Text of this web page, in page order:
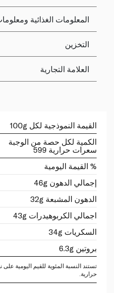
المعلومات الغذائية
التخزين
العلامة التجارية
القيمة النموذجية لكل 100g
الكمية لكل حصة من الوجبة
سعرات حرارية 599
% القيمة اليومية
إجمالي الدهون 46g
الدهون المشبعة 32g
اجمالي الكربوهيدرات 43g
السكريات 34g
بروتين 6.3g
حرارية.